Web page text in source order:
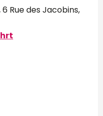
Rue des Jacobins,